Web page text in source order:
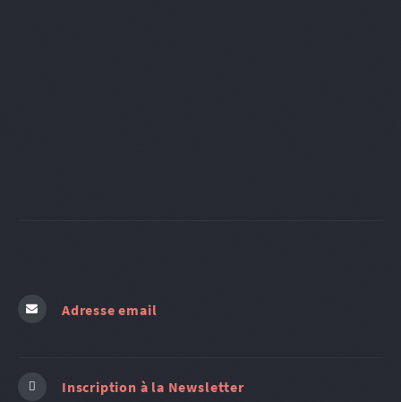
Adresse email
Inscription à la Newsletter